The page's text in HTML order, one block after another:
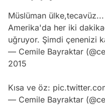
Müslüman ülke,tecavüz...
Amerika'da her iki
uğruyor. Şimdi çenenizi
— Cemile Bayraktar
2015
Kısa ve öz:
— Cemile Bayraktar